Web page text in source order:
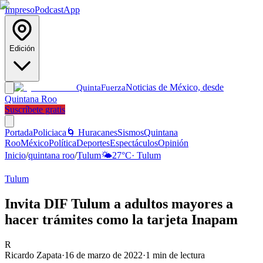
ImpresoPodcastApp
Edición
QuintaFuerzaNoticias de México, desde
Quintana Roo
Suscríbete gratis
PortadaPoliciaca 🌀 HuracanesSismosQuintana
RooMéxicoPolíticaDeportesEspectáculosOpinión
Inicio/quintana roo/Tulum🌤️27°C· Tulum
Tulum
Invita DIF Tulum a adultos mayores a
hacer trámites como la tarjeta Inapam
R
Ricardo Zapata·16 de marzo de 2022·1 min de lectura